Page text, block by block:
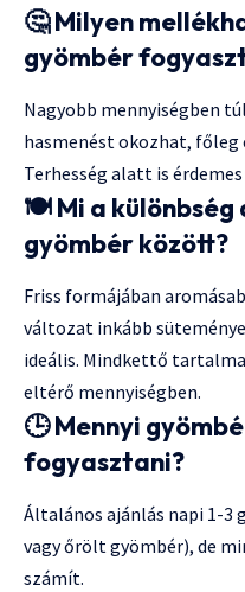
🤔Milyen
gyömbér
Nagyobb mennyiségben
hasmenést okozhat, főleg
Terhesség alatt is
🍽️Mi a
gyömbér között?
Friss formájában
változat inkább
ideális. Mindkettő
eltérő mennyiségben.
🕒Mennyi
fogyasztani?
Általános ajánlás napi 1-3
vagy őrölt gyömbér), de
számít.